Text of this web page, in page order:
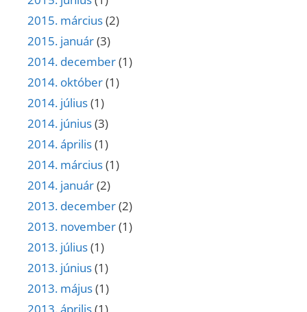
2015. március(2)
2015. január(3)
2014. december(1)
2014. október(1)
2014. július(1)
2014. június(3)
2014. április(1)
2014. március(1)
2014. január(2)
2013. december(2)
2013. november(1)
2013. július(1)
2013. június(1)
2013. május(1)